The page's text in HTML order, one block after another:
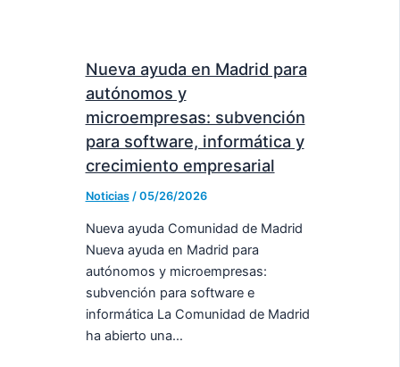
Nueva ayuda en Madrid para
autónomos y
microempresas: subvención
para software, informática y
crecimiento empresarial
Noticias/ 05/26/2026
Nueva ayuda Comunidad de Madrid
Nueva ayuda en Madrid para
autónomos y microempresas:
subvención para software e
informática La Comunidad de Madrid
ha abierto una…